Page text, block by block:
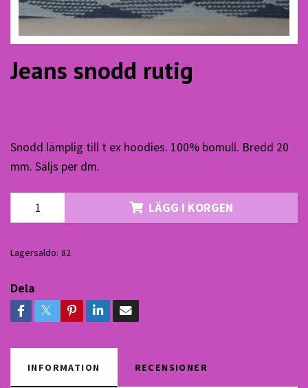
Jeans snodd rutig
Snodd lämplig till t ex hoodies. 100% bomull. Bredd 20
mm. Säljs per dm.
LÄGG I KORGEN
Lagersaldo: 82
Dela
INFORMATION RECENSIONER